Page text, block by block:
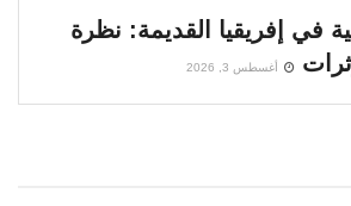
في إفريقيا القديمة: نظرة
أغسطس 3, 2026